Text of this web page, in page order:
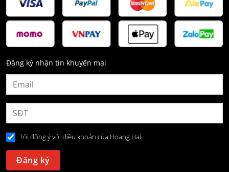
Đăng ký nhận tin khuyến mại
Tôi đồng ý với điều khoản của Hoang Hai